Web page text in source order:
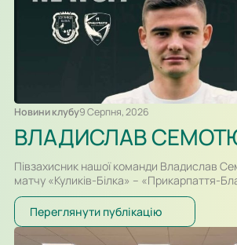
Новини клубу9 Серпня, 2026
Півзахисник нашої команди Владислав
матчу «Куликів-Білка» – «Прикарпаття-
інформаційного партнера ПФЛ, порталу
проти своєї колишньої команди Владислав
одразу двома результативними ударами
«Куликів-Білка» здобути перемогу!
Переглянути публікацію